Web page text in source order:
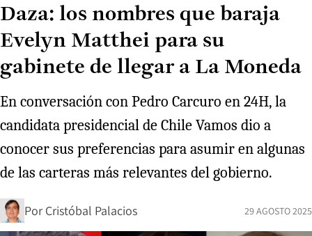
Daza: los nombres que baraja
Evelyn Matthei para su
gabinete de llegar a La Moneda
En conversación con Pedro Carcuro en 24H, la
candidata presidencial de Chile Vamos dio a
conocer sus preferencias para asumir en algunas
de las carteras más relevantes del gobierno.
Por Cristóbal Palacios 29 AGOSTO 2025